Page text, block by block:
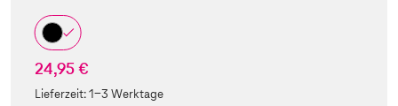
24,95 €
Lieferzeit:1-3 Werktage